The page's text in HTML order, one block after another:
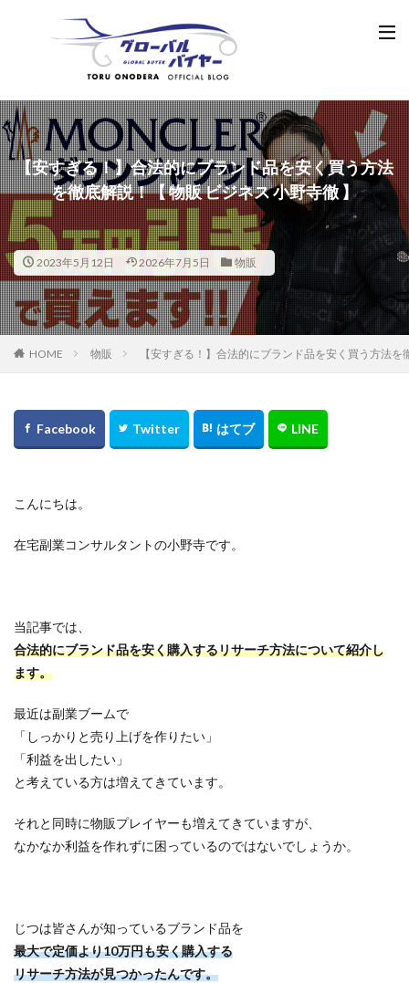
【安すぎる！】合法的にブランド品を安く買う方法
を徹底解説！【 物販 ビジネス 小野寺徹 】
2023年5月12日 2026年7月5日 物販
HOME 物販 【安すぎる！】合法的にブランド品を安く買う方法
こんにちは。
在宅副業コンサルタントの小野寺です。
当記事では、
合法的にブランド品を安く購入するリサーチ方法について紹介し
ます。
最近は副業ブームで
「しっかりと売り上げを作りたい」
「利益を出したい」
と考えている方は増えてきています。
それと同時に物販プレイヤーも増えてきていますが、
なかなか利益を作れずに困っているのではないでしょうか。
じつは皆さんが知っているブランド品を
最大で定価より10万円も安く購入する
リサーチ方法が見つかったんです。